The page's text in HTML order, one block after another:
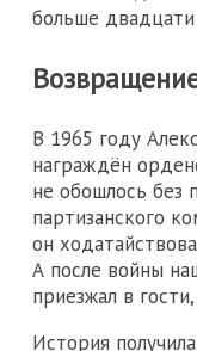
больше двадцати
В 1965 году
награждён
не обошлось без
партизанского
он
А после войны
приезжал в
История